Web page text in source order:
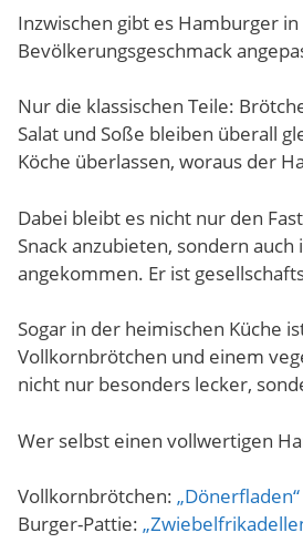
Inzwischen gibt es Hamburger
Bevölkerungsgeschmack
Nur die klassischen Teile:
Salat und Soße bleiben überall
Köche überlassen, woraus der
Dabei bleibt es nicht nur den
Snack anzubieten, sondern
angekommen. Er ist
Sogar in der heimischen Küche
Vollkornbrötchen und einem
nicht nur besonders lecker,
Wer selbst einen vollwertigen
Vollkornbrötchen: „Dönerfladen“
Burger-Pattie: